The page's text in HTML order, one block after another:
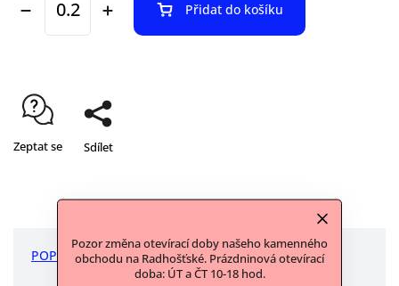
Pozor změna otevírací doby našeho kamenného
obchodu na Radhošťské. Prázdninová otevírací
doba: ÚT a ČT 10-18 hod.
Přidat do košíku
Zeptat se Sdílet
POPIS DISKUZE